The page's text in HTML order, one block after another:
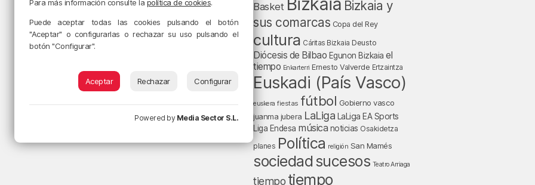
Basket
Bizkaia y
sus comarcas Copa del Rey
cultura Cáritas Bizkaia Deusto
Diócesis de Bilbao Egunon Bizkaia el
tiempo Enkarterri Ernesto Valverde Ertzaintza
Euskadi (País Vasco)
euskera fiestas fútbol Gobierno vasco
juanma jubera LaLiga LaLiga EA Sports
Liga Endesa música noticias Osakidetza
planes Política religión San Mamés
sociedad sucesos Teatro Arriaga
tiempo tiempo
Para más información consulte la política de cookies.
Puede aceptar todas las cookies pulsando el botón
"Aceptar" o configurarlas o rechazar su uso pulsando el
botón "Configurar".
Aceptar Rechazar Configurar
Powered by Media Sector S.L.